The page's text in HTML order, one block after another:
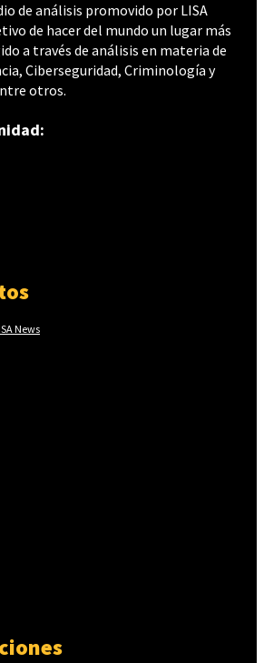
de análisis promovido por LISA
de hacer del mundo un lugar más
a través de análisis en materia de
Ciberseguridad, Criminología y
otros.
News